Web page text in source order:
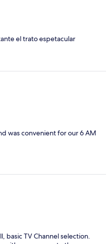
el trato espetacular
was convenient for our 6 AM
basic TV Channel selection.